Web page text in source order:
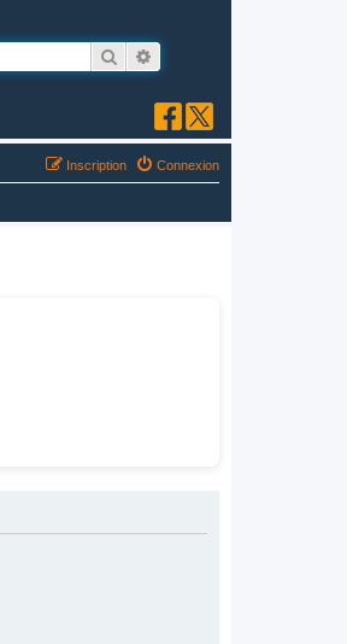
Rechercher
Connexion
Inscription